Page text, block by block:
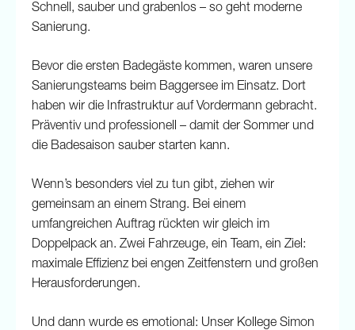
Schnell, sauber und grabenlos – so geht moderne
Sanierung.
Bevor die ersten Badegäste kommen, waren unsere
Sanierungsteams beim Baggersee im Einsatz. Dort
haben wir die Infrastruktur auf Vordermann gebracht.
Präventiv und professionell – damit der Sommer und
die Badesaison sauber starten kann.
Wenn’s besonders viel zu tun gibt, ziehen wir
gemeinsam an einem Strang. Bei einem
umfangreichen Auftrag rückten wir gleich im
Doppelpack an. Zwei Fahrzeuge, ein Team, ein Ziel:
maximale Effizienz bei engen Zeitfenstern und großen
Herausforderungen.
Und dann wurde es emotional: Unser Kollege Simon